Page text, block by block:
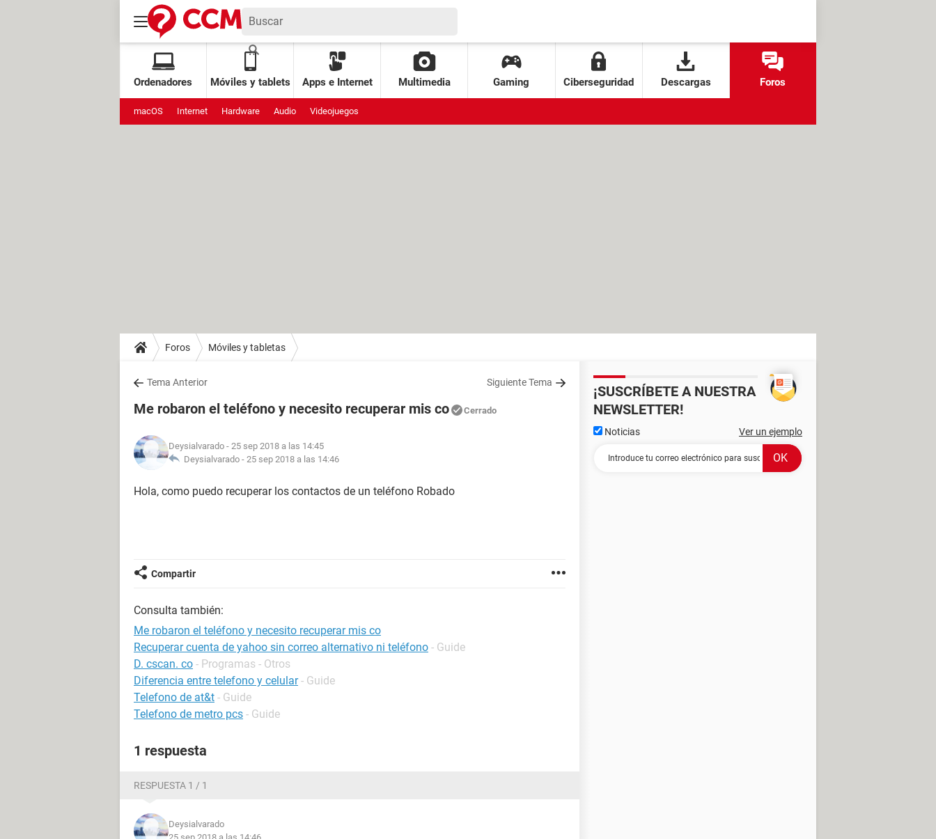
Ordenadores Móviles y tablets Apps e Internet Multimedia Gaming Ciberseguridad Descargas Foros
macOS Internet Hardware Audio Videojuegos
Foros Móviles y tabletas
Tema Anterior Siguiente Tema
Me robaron el teléfono y necesito recuperar mis co Cerrado
Deysialvarado - 25 sep 2018 a las 14:45
Deysialvarado - 25 sep 2018 a las 14:46
Hola, como puedo recuperar los contactos de un teléfono Robado
Compartir
Consulta también:
Me robaron el teléfono y necesito recuperar mis co
Recuperar cuenta de yahoo sin correo alternativo ni teléfono - Guide
D. cscan. co - Programas - Otros
Diferencia entre telefono y celular - Guide
Telefono de at&t - Guide
Telefono de metro pcs - Guide
1 respuesta
RESPUESTA 1 / 1
Deysialvarado
¡SUSCRÍBETE A NUESTRA
NEWSLETTER!
Noticias Ver un ejemplo